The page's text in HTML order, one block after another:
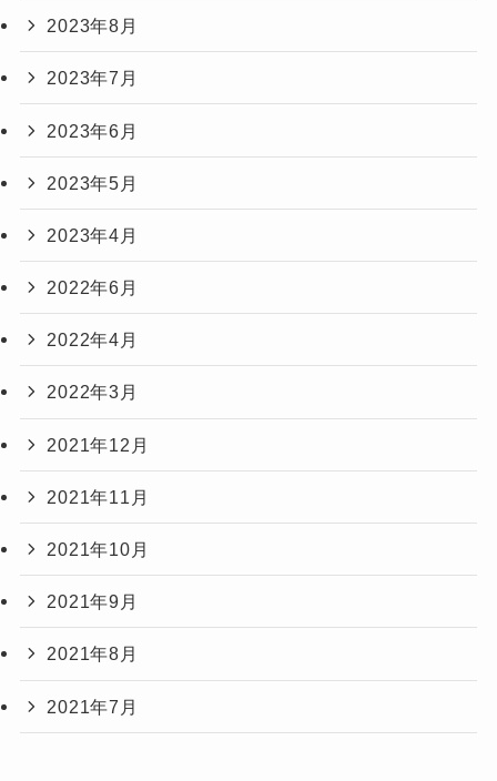
2023年8月
2023年7月
2023年6月
2023年5月
2023年4月
2022年6月
2022年4月
2022年3月
2021年12月
2021年11月
2021年10月
2021年9月
2021年8月
2021年7月